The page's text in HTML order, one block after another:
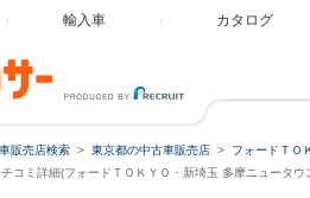
輸入車 カタログ
販売店検索 東京都の中古車販売店 フォードＴＯ
コミ詳細(フォードＴＯＫＹＯ・新埼玉 多摩ニュータウ